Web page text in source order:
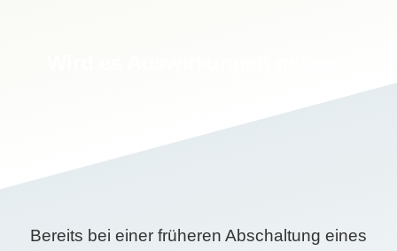
Bereits bei einer früheren Abschaltung eines